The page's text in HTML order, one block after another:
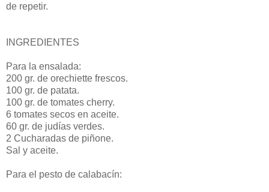
de repetir.
INGREDIENTES
Para la ensalada:
200 gr. de orechiette frescos.
100 gr. de patata.
100 gr. de tomates cherry.
6 tomates secos en aceite.
60 gr. de judías verdes.
2 Cucharadas de piñone.
Sal y aceite.
Para el pesto de calabacín: